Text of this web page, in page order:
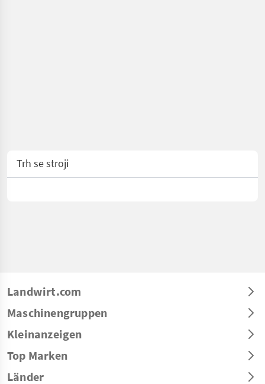
Trh se stroji
Landwirt.com
Maschinengruppen
Kleinanzeigen
Top Marken
Länder